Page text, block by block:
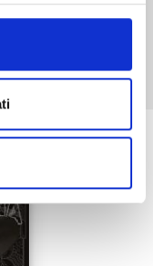
anche: